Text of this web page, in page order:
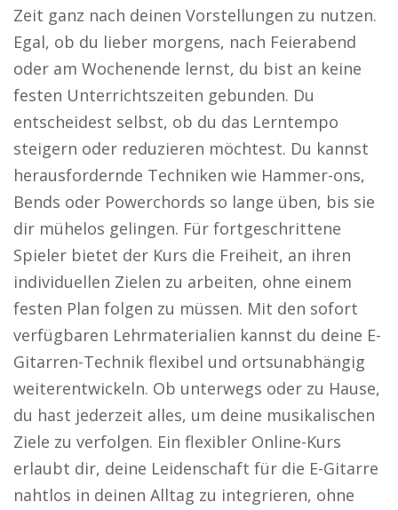
Zeit ganz nach deinen Vorstellungen zu nutzen.
Egal, ob du lieber morgens, nach Feierabend
oder am Wochenende lernst, du bist an keine
festen Unterrichtszeiten gebunden. Du
entscheidest selbst, ob du das Lerntempo
steigern oder reduzieren möchtest. Du kannst
herausfordernde Techniken wie Hammer-ons,
Bends oder Powerchords so lange üben, bis sie
dir mühelos gelingen. Für fortgeschrittene
Spieler bietet der Kurs die Freiheit, an ihren
individuellen Zielen zu arbeiten, ohne einem
festen Plan folgen zu müssen. Mit den sofort
verfügbaren Lehrmaterialien kannst du deine E-
Gitarren-Technik flexibel und ortsunabhängig
weiterentwickeln. Ob unterwegs oder zu Hause,
du hast jederzeit alles, um deine musikalischen
Ziele zu verfolgen. Ein flexibler Online-Kurs
erlaubt dir, deine Leidenschaft für die E-Gitarre
nahtlos in deinen Alltag zu integrieren, ohne